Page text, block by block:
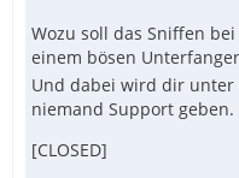
Wozu soll das Sniffen
einem bösen
Und dabei wird dir unter
niemand Support geben.
[CLOSED]